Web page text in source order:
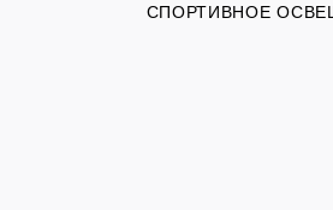
СПОРТИВНОЕ